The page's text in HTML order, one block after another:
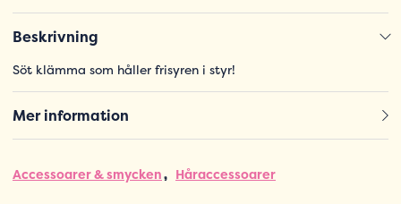
Beskrivning
Söt klämma som håller frisyren i styr!
Mer information
Accessoarer & smycken Håraccessoarer